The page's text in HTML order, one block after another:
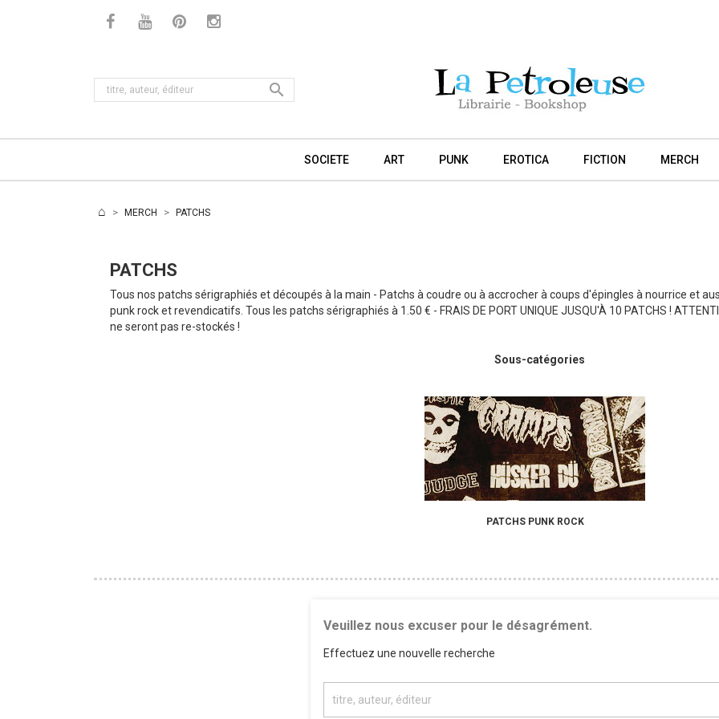

SOCIETE ART PUNK EROTICA FICTION MERCH
MERCH PATCHS
PATCHS
Tous nos patchs sérigraphiés et découpés à la main - Patchs à coudre ou à accrocher à coups d'épingles à nourrice et
punk rock et revendicatifs. Tous les patchs sérigraphiés à 1.50 € - FRAIS DE PORT UNIQUE JUSQU'À 10 PATCHS !
ne seront pas re-stockés !
Sous-catégories
PATCHS PUNK ROCK
Veuillez nous excuser pour le désagrément.
Effectuez une nouvelle recherche